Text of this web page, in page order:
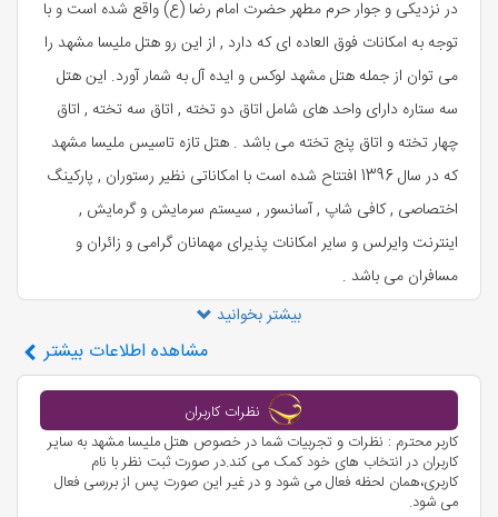
در نزدیکی و جوار حرم مطهر حضرت امام رضا (ع) واقع شده است و با
توجه به امکانات فوق العاده ای که دارد , از این رو هتل ملیسا مشهد را
می توان از جمله هتل مشهد لوکس و ایده آل به شمار آورد. این هتل
سه ستاره دارای واحد های شامل اتاق دو تخته , اتاق سه تخته , اتاق
چهار تخته و اتاق پنج تخته می باشد . هتل تازه تاسیس ملیسا مشهد
که در سال 1396 افتتاح شده است با امکاناتی نظیر رستوران , پارکینگ
اختصاصی , کافی شاپ , آسانسور , سیستم سرمایش و گرمایش ,
اینترنت وایرلس و سایر امکانات پذیرای مهمانان گرامی و زائران و
مسافران می باشد .
بیشتر بخوانید
مشاهده اطلاعات بیشتر
نظرات کاربران
کاربر محترم : نظرات و تجربیات شما در خصوص هتل ملیسا مشهد به سایر
کاربران در انتخاب های خود کمک می کند.در صورت ثبت نظر با نام
کاربری،همان لحظه فعال می شود و در غیر این صورت پس از بررسی فعال
می شود.